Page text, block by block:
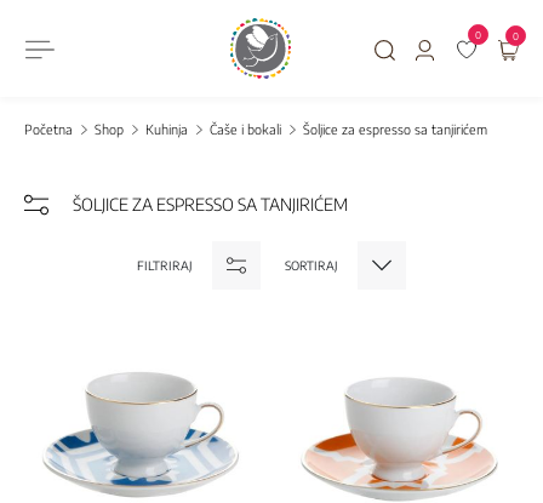
0 0
Početna Shop Kuhinja Čaše i bokali Šoljice za espresso sa tanjirićem
ŠOLJICE ZA ESPRESSO SA TANJIRIĆEM
FILTRIRAJ SORTIRAJ